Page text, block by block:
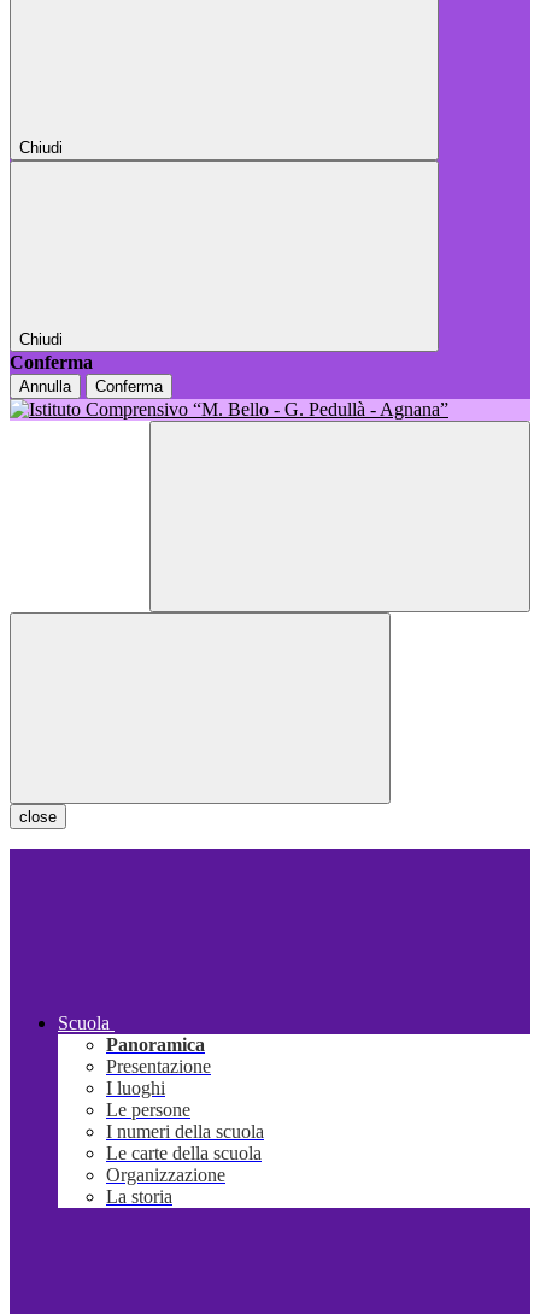
Chiudi
Chiudi
Conferma
Annulla Conferma
close
Scuola
Panoramica
Presentazione
I luoghi
Le persone
I numeri della scuola
Le carte della scuola
Organizzazione
La storia